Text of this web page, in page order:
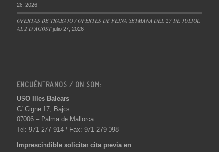
28, 2026
OFERTAS DE TRABAJO / OFERTES DE FEINA SETMANA DEL 27 DE JULIOL
AL 2 D’AGOST julio 27, 2026
ENCUÉNTRANOS / ON SOM:
USO Illes Balears
C/ Cigne 17, Bajos
07006 – Palma de Mallorca
Tel: 971 277 914 / Fax: 971 279 098
Imprescindible solicitar cita previa en